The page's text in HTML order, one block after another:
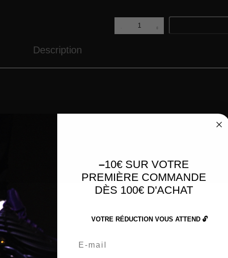
quantité de
Sweatshort
Description
–10€ SUR VOTRE
PREMIÈRE COMMANDE
DÈS 100€ D'ACHAT
VOTRE RÉDUCTION VOUS ATTEND 🔓